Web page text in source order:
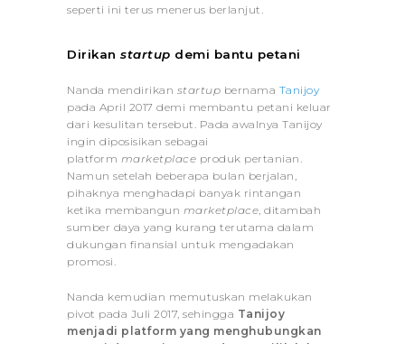
seperti ini terus menerus berlanjut.
Dirikan startup demi bantu petani
Nanda mendirikan startup bernama Tanijoy
pada April 2017 demi membantu petani keluar
dari kesulitan tersebut. Pada awalnya Tanijoy
ingin diposisikan sebagai
platform marketplace produk pertanian.
Namun setelah beberapa bulan berjalan,
pihaknya menghadapi banyak rintangan
ketika membangun marketplace , ditambah
sumber daya yang kurang terutama dalam
dukungan finansial untuk mengadakan
promosi.
Nanda kemudian memutuskan melakukan
pivot pada Juli 2017, sehingga Tanijoy
menjadi platform yang menghubungkan